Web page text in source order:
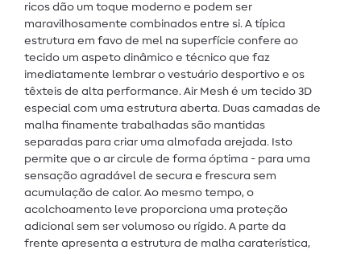
ricos dão um toque moderno e podem ser
maravilhosamente combinados entre si. A típica
estrutura em favo de mel na superfície confere ao
tecido um aspeto dinâmico e técnico que faz
imediatamente lembrar o vestuário desportivo e os
têxteis de alta performance. Air Mesh é um tecido 3D
especial com uma estrutura aberta. Duas camadas de
malha finamente trabalhadas são mantidas
separadas para criar uma almofada arejada. Isto
permite que o ar circule de forma óptima - para uma
sensação agradável de secura e frescura sem
acumulação de calor. Ao mesmo tempo, o
acolchoamento leve proporciona uma proteção
adicional sem ser volumoso ou rígido. A parte da
frente apresenta a estrutura de malha caraterística,